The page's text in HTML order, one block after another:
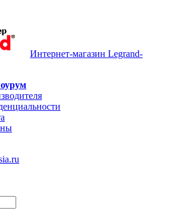
Интернет-магазин Legrand-